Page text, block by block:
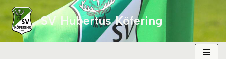
Zum
Inhalt
SV Hubertus Köfering